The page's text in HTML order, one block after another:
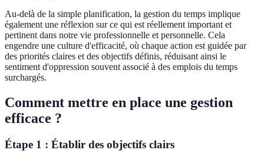
Au-delà de la simple planification, la gestion du temps implique
également une réflexion sur ce qui est réellement important et
pertinent dans notre vie professionnelle et personnelle. Cela
engendre une culture d'efficacité, où chaque action est guidée par
des priorités claires et des objectifs définis, réduisant ainsi le
sentiment d'oppression souvent associé à des emplois du temps
surchargés.
Comment mettre en place une gestion
efficace ?
Étape 1 : Établir des objectifs clairs